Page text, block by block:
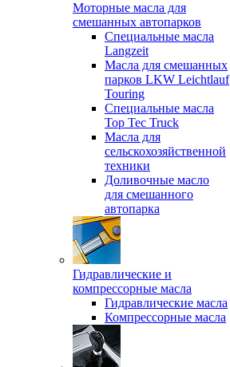
Моторные масла для
смешанных автопарков
Специальные масла
Langzeit
Масла для смешанных
парков LKW Leichtlauf
Touring
Специальные масла
Top Tec Truck
Масла для
сельскохозяйственной
техники
Доливочные масло
для смешанного
автопарка
Гидравлические и
компрессорные масла
Гидравлические масла
Компрессорные масла